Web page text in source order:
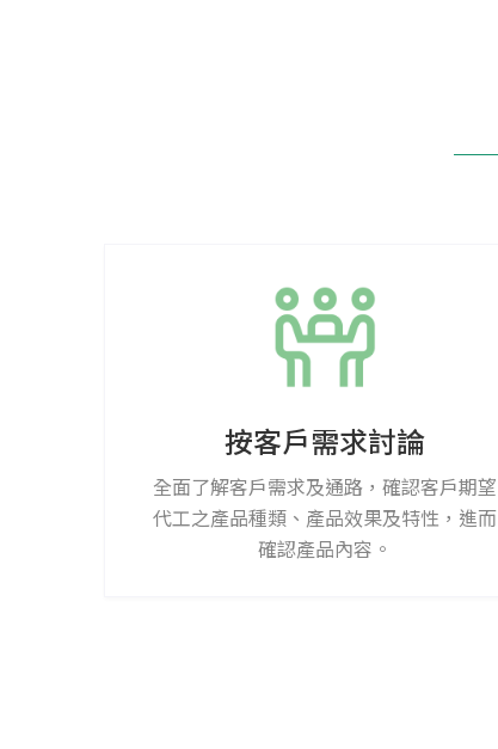
按客戶需求討論
全面了解客戶需求及通路，確認客戶期望
代工之產品種類、產品效果及特性，進而
確認產品內容。